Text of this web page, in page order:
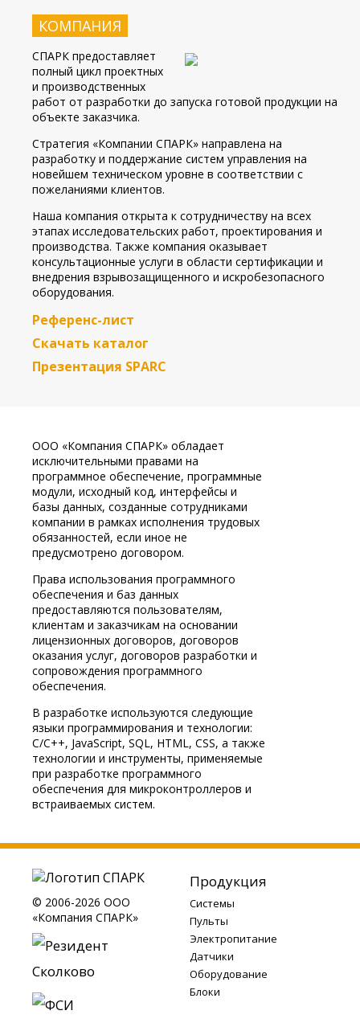
КОМПАНИЯ
СПАРК предоставляет
полный цикл проектных
и производственных
работ от разработки до запуска готовой продукции на
объекте заказчика.
Стратегия «Компании СПАРК» направлена на
разработку и поддержание систем управления на
новейшем техническом уровне в соответствии с
пожеланиями клиентов.
Наша компания открыта к сотрудничеству на всех
этапах исследовательских работ, проектирования и
производства. Также компания оказывает
консультационные услуги в области сертификации и
внедрения взрывозащищенного и искробезопасного
оборудования.
Референс-лист
Скачать каталог
Презентация SPARC
ООО «Компания СПАРК» обладает
исключительными правами на
программное обеспечение, программные
модули, исходный код, интерфейсы и
базы данных, созданные сотрудниками
компании в рамках исполнения трудовых
обязанностей, если иное не
предусмотрено договором.
Права использования программного
обеспечения и баз данных
предоставляются пользователям,
клиентам и заказчикам на основании
лицензионных договоров, договоров
оказания услуг, договоров разработки и
сопровождения программного
обеспечения.
В разработке используются следующие
языки программирования и технологии:
C/C++, JavaScript, SQL, HTML, CSS, а также
технологии и инструменты, применяемые
при разработке программного
обеспечения для микроконтроллеров и
встраиваемых систем.
© 2006-2026 ООО
«Компания СПАРК»
Продукция
Системы
Пульты
Электропитание
Датчики
Оборудование
Блоки